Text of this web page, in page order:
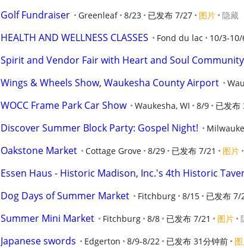
Golf Fundraiser Greenleaf 8/23 已发布 7/27 图片 隐藏
HEALTH AND WELLNESS CLASSES Fond du lac 10/3-10/
Spirit and Vendor Fair with Heart and Soul Community
Wings & Wheels Show, Waukesha County Airport
WOCC Frame Park Car Show Waukesha, WI 8/9 已发布
Discover Summer Block Party: Gospel Night!
Oakstone Market Cottage Grove 8/29 已发布 7/21 图片
Essen Haus - Historic Madison, Inc.'s 4th Historic
Dog Days of Summer Market Fitchburg 8/15 已发布 7/
Summer Mini Market Fitchburg 8/8 已发布 7/21 图片
Japanese swords Edgerton 8/9-8/22 已发布 31分钟前